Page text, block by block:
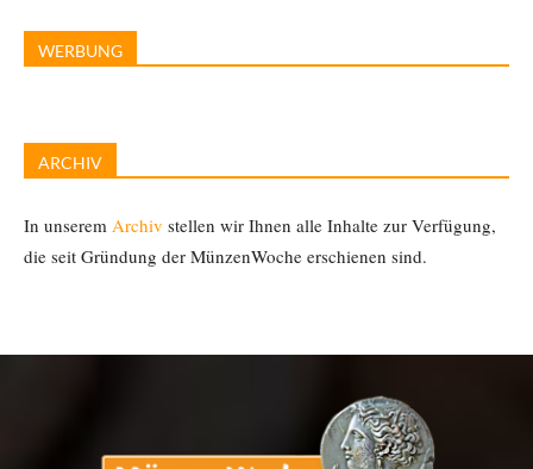
WERBUNG
ARCHIV
In unserem Archiv stellen wir Ihnen alle Inhalte zur Verfügung,
die seit Gründung der MünzenWoche erschienen sind.